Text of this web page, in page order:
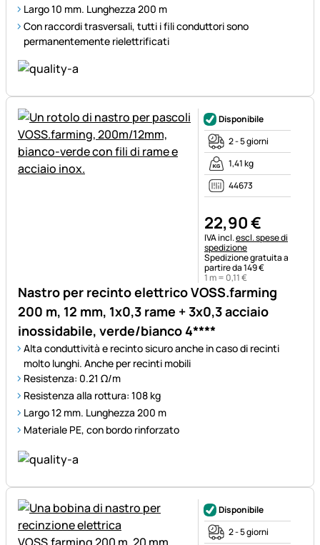
Largo 10 mm. Lunghezza 200 m
Con raccordi trasversali, tutti i fili conduttori sono
permanentemente rielettrificati
Nastro per recinto elettrico VOSS.farming
200 m, 12 mm, 1x0,3 rame + 3x0,3 acciaio
inossidabile, verde/bianco 4****
Alta conduttività e recinto sicuro anche in caso di recinti
molto lunghi. Anche per recinti mobili
Resistenza: 0.21 Ω/m
Resistenza alla rottura: 108 kg
Largo 12 mm. Lunghezza 200 m
Materiale PE, con bordo rinforzato
Disponibile
2 - 5 giorni
1,41 kg
44673
22,90€
Informazioni fiscali:
IVA incl.escl. spese di
spedizione
Spedizione gratuita a
partire da 149 €
1 m = 0,11€
Disponibile
2 - 5 giorni